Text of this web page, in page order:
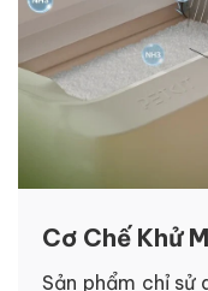
Cơ Chế Khử
Sản phẩm chỉ sử